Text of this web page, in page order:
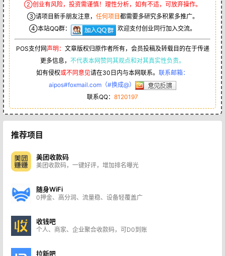
②创业有风险，投资需谨慎！理性分析，如有不适，可放弃操作。
③请项目新手朋友注意， 任何项目 都需要多研究多积累多推广。
④本站QQ群：
欢迎支付创业同行加入交流。
POS支付网声明： 文章版权归原作者所有，会员投稿及转载目的在于传递
更多信息， 不代表本网赞同其观点和对其真实性负责。
如有侵权或不同意见请在30日内与本网联系。 联系邮箱：
aipos#foxmail.com（#换成@）
联系QQ： 8120197
推荐项目
美团收款码
美团收款码，一键好评，增加排名曝光
随身WiFi
0押金、高分润、流量稳、设备轻覆盖广
收钱吧
个人、商家、企业聚合收款码，可D0到账
拉新吧